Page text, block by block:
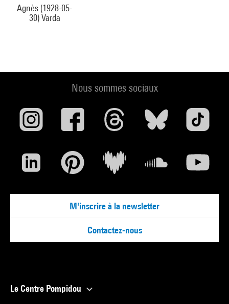
Agnès (1928-05-
30) Varda
Nous sommes sociaux
M'inscrire à la newsletter
Contactez-nous
Le Centre Pompidou